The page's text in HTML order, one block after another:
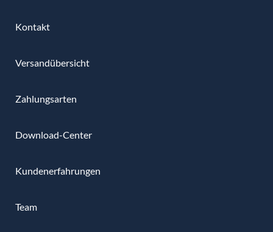
Kontakt
Versandübersicht
Zahlungsarten
Download-Center
Kundenerfahrungen
Team